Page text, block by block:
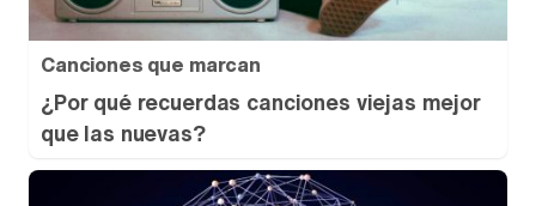
Canciones que marcan
¿Por qué recuerdas canciones viejas mejor
que las nuevas?